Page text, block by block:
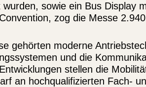
sowie ein Bus Display
zog die Messe
gehörten moderne
und die
stellen die
an hochqualifizierten Fach-